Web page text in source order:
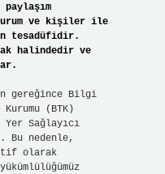
kurum ve kişiler ile
tesadüfidir.
halindedir ve
gereğince Bilgi
(BTK)
Sağlayıcı
Bu nedenle,
olarak